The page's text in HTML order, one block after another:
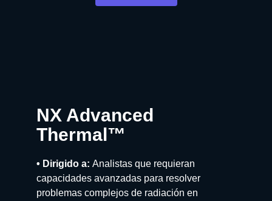
NX Advanced
Thermal™
• Dirigido a: Analistas que requieran
capacidades avanzadas para resolver
problemas complejos de radiación en